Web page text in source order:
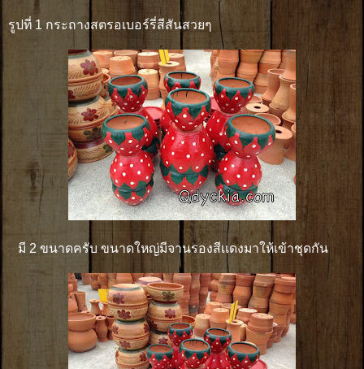
รูปที่ 1 กระถางสตรอเบอร์รี่สีสันสวยๆ
มี 2 ขนาดครับ ขนาดใหญ่มีจานรองสีเเดงมาให้เข้าชุดกัน